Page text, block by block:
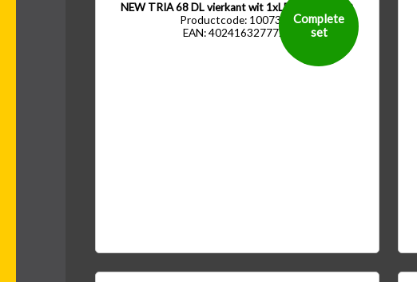
NEW TRIA 68 DL vierkant wit 1xLED 2700K 60°
Productcode: 1007395
EAN: 4024163277723
Complete
set